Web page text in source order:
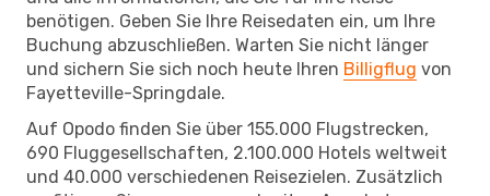
benötigen. Geben Sie Ihre Reisedaten ein, um Ihre
Buchung abzuschließen. Warten Sie nicht länger
und sichern Sie sich noch heute Ihren Billigflug von
Fayetteville-Springdale.
Auf Opodo finden Sie über 155.000 Flugstrecken,
690 Fluggesellschaften, 2.100.000 Hotels weltweit
und 40.000 verschiedenen Reisezielen. Zusätzlich